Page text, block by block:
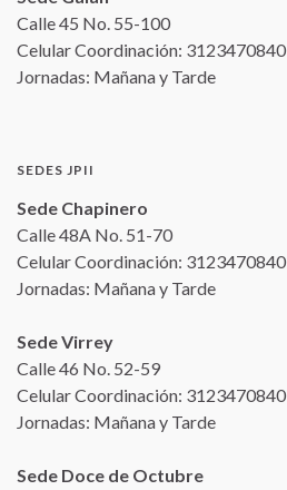
Calle 45 No. 55-100
Celular Coordinación: 3123470840
Jornadas: Mañana y Tarde
SEDES JPII
Sede Chapinero
Calle 48A No. 51-70
Celular Coordinación: 3123470840
Jornadas: Mañana y Tarde
Sede Virrey
Calle 46 No. 52-59
Celular Coordinación: 3123470840
Jornadas: Mañana y Tarde
Sede Doce de Octubre